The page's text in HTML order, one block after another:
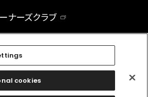
ナーズクラブ
facebookinstagramtwitter
cookies